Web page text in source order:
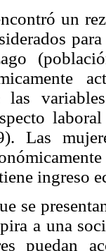
un
las
Las
ingreso
se
a una
puedan